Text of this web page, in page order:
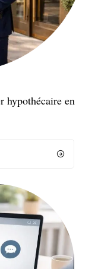
hypothécaire en